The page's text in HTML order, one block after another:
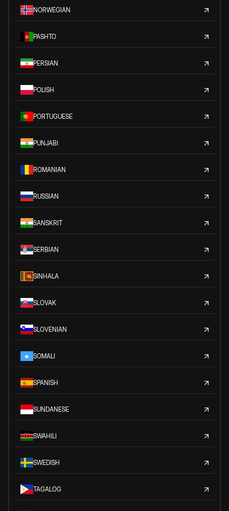
NORWEGIAN
PASHTO
PERSIAN
POLISH
PORTUGUESE
PUNJABI
ROMANIAN
RUSSIAN
SANSKRIT
SERBIAN
SINHALA
SLOVAK
SLOVENIAN
SOMALI
SPANISH
SUNDANESE
SWAHILI
SWEDISH
TAGALOG